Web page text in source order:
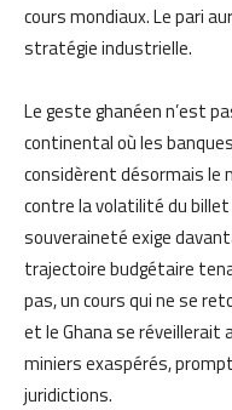
cours mondiaux. Le pari
stratégie industrielle.
Le geste ghanéen n’est
continental où les
considèrent désormais le
contre la volatilité du
souveraineté exige
trajectoire budgétaire
pas, un cours qui ne se
et le Ghana se réveillerait
miniers exaspérés,
juridictions.